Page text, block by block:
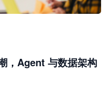
，Agent 与数据架构